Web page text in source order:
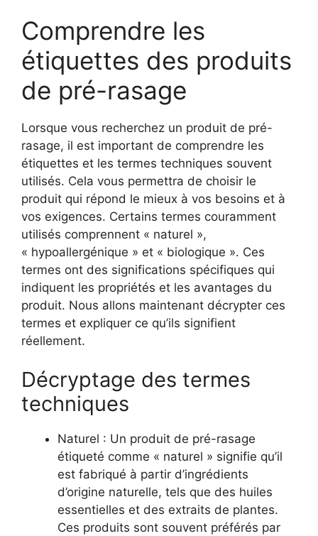
Comprendre les
étiquettes des produits
de pré-rasage
Lorsque vous recherchez un produit de pré-
rasage, il est important de comprendre les
étiquettes et les termes techniques souvent
utilisés. Cela vous permettra de choisir le
produit qui répond le mieux à vos besoins et à
vos exigences. Certains termes couramment
utilisés comprennent « naturel »,
« hypoallergénique » et « biologique ». Ces
termes ont des significations spécifiques qui
indiquent les propriétés et les avantages du
produit. Nous allons maintenant décrypter ces
termes et expliquer ce qu’ils signifient
réellement.
Décryptage des termes
techniques
Naturel : Un produit de pré-rasage
étiqueté comme « naturel » signifie qu’il
est fabriqué à partir d’ingrédients
d’origine naturelle, tels que des huiles
essentielles et des extraits de plantes.
Ces produits sont souvent préférés par